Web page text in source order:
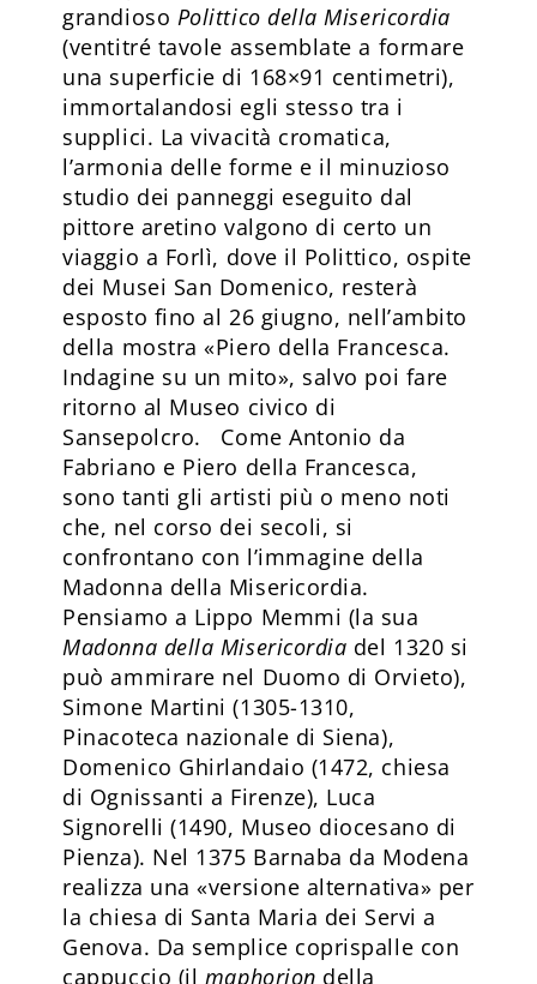
grandioso Polittico della Misericordia
(ventitré tavole assemblate a formare
una superficie di 168×91 centimetri),
immortalandosi egli stesso tra i
supplici. La vivacità cromatica,
l’armonia delle forme e il minuzioso
studio dei panneggi eseguito dal
pittore aretino valgono di certo un
viaggio a Forlì, dove il Polittico, ospite
dei Musei San Domenico, resterà
esposto fino al 26 giugno, nell’ambito
della mostra «Piero della Francesca.
Indagine su un mito», salvo poi fare
ritorno al Museo civico di
Sansepolcro. Come Antonio da
Fabriano e Piero della Francesca,
sono tanti gli artisti più o meno noti
che, nel corso dei secoli, si
confrontano con l’immagine della
Madonna della Misericordia.
Pensiamo a Lippo Memmi (la sua
Madonna della Misericordia del 1320 si
può ammirare nel Duomo di Orvieto),
Simone Martini (1305-1310,
Pinacoteca nazionale di Siena),
Domenico Ghirlandaio (1472, chiesa
di Ognissanti a Firenze), Luca
Signorelli (1490, Museo diocesano di
Pienza). Nel 1375 Barnaba da Modena
realizza una «versione alternativa» per
la chiesa di Santa Maria dei Servi a
Genova. Da semplice coprispalle con
cappuccio (il maphorion della